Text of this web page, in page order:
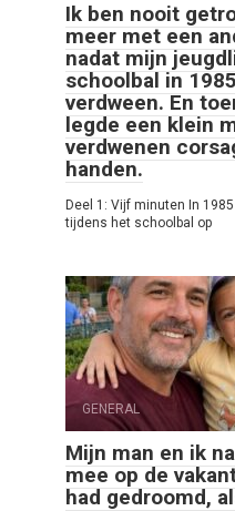
Ik ben nooit
meer met een
nadat mijn
schoolbal in
verdween. En
legde een klein
verdwenen
handen.
Deel 1: Vijf minuten In
tijdens het schoolbal op
GENERAL
Mijn man en ik
mee op de
had gedroomd,